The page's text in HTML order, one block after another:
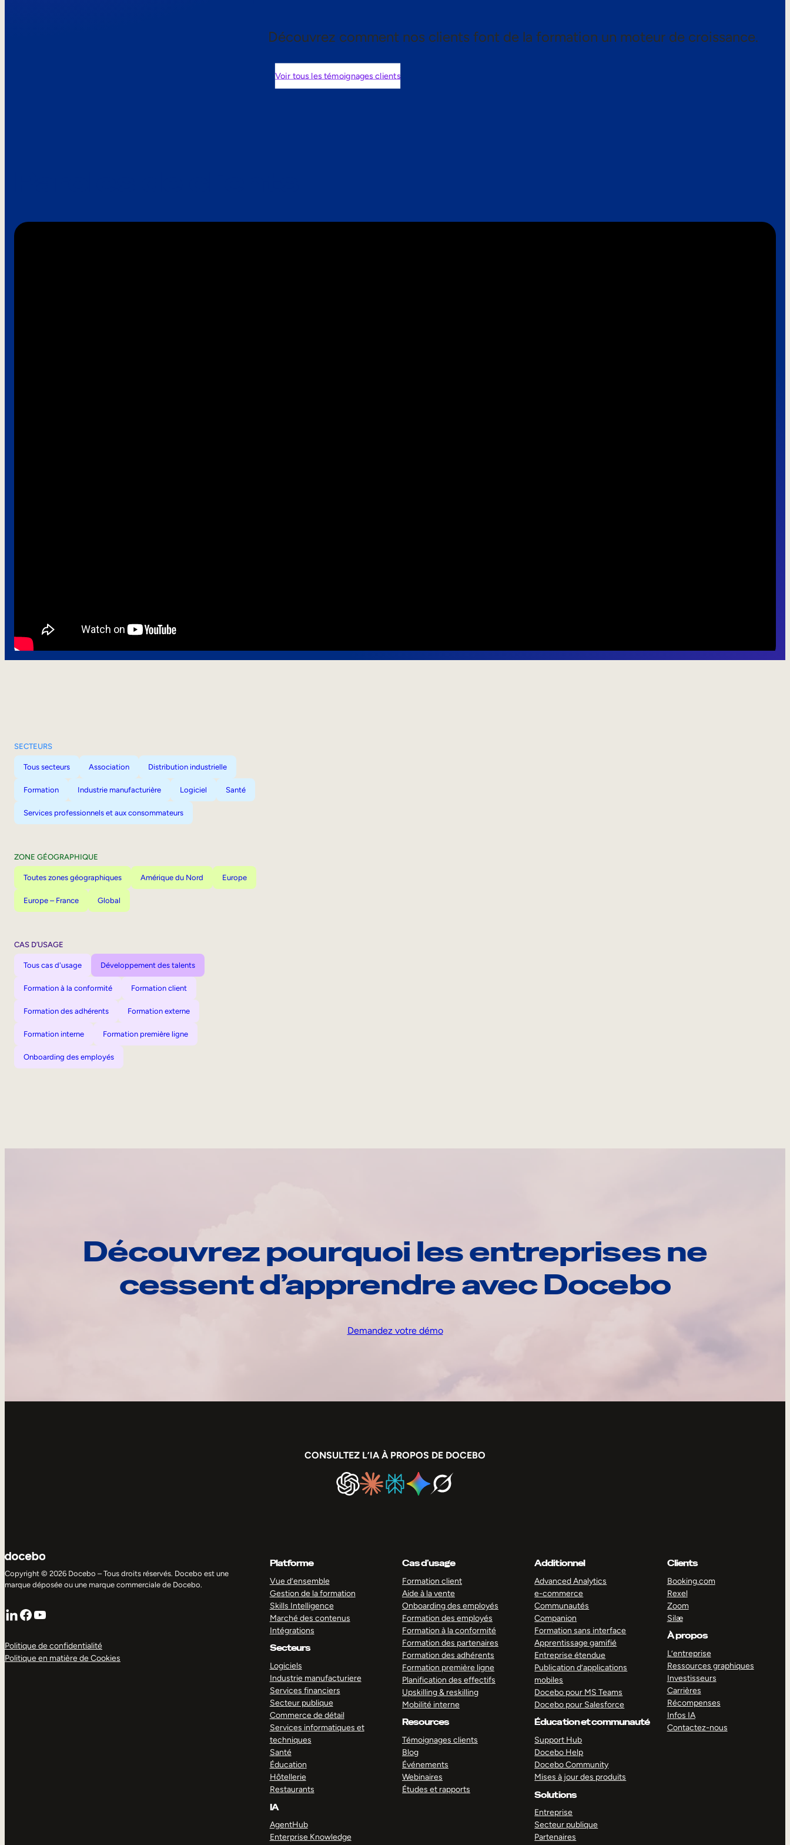
Découvrez comment nos clients font de la formation un moteur de croissance.
Voir tous les témoignages clients
SECTEURS
Tous secteurs Association Distribution industrielle
Formation Industrie manufacturière Logiciel Santé
Services professionnels et aux consommateurs
ZONE GÉOGRAPHIQUE
Toutes zones géographiques Amérique du Nord Europe
Europe – France Global
CAS D’USAGE
Tous cas d'usage Développement des talents
Formation à la conformité Formation client
Formation des adhérents Formation externe
Formation interne Formation première ligne
Onboarding des employés
Découvrez pourquoi les entreprises ne
cessent d’apprendre avec Docebo
Demandez votre démo
CONSULTEZ L’IA À PROPOS DE DOCEBO
Copyright © 2026 Docebo – Tous droits réservés. Docebo est une
marque déposée ou une marque commerciale de Docebo.
LinkedIn
Facebook
YouTube
Politique de confidentialité
Politique en matière de Cookies
Platforme
Vue d’ensemble
Gestion de la formation
Skills Intelligence
Marché des contenus
Intégrations
Secteurs
Logiciels
Industrie manufacturiere
Services financiers
Secteur publique
Commerce de détail
Services informatiques et
techniques
Santé
Éducation
Hôtellerie
Restaurants
IA
AgentHub
Enterprise Knowledge
Cas d’usage
Formation client
Aide à la vente
Onboarding des employés
Formation des employés
Formation à la conformité
Formation des partenaires
Formation des adhérents
Formation première ligne
Planification des effectifs
Upskilling & reskilling
Mobilité interne
Resources
Témoignages clients
Blog
Événements
Webinaires
Études et rapports
Additionnel
Advanced Analytics
e-commerce
Communautés
Companion
Formation sans interface
Apprentissage gamifié
Entreprise étendue
Publication d’applications
mobiles
Docebo pour MS Teams
Docebo pour Salesforce
Éducation et communauté
Support Hub
Docebo Help
Docebo Community
Mises à jour des produits
Solutions
Entreprise
Secteur publique
Partenaires
Clients
Booking.com
Rexel
Zoom
Silæ
À propos
L’entreprise
Ressources graphiques
Investisseurs
Carrières
Récompenses
Infos IA
Contactez-nous